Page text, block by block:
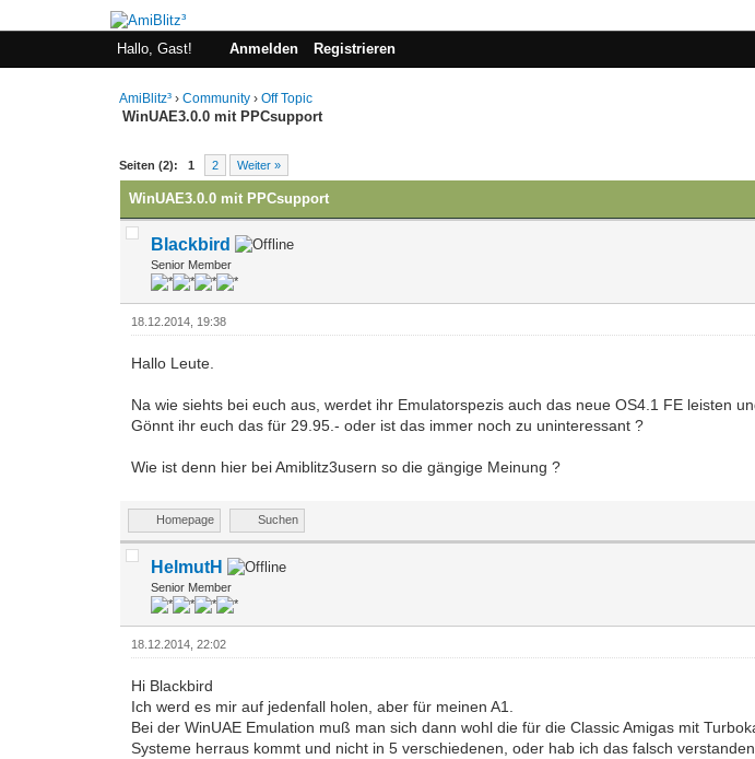
Hallo, Gast!
Anmelden Registrieren
AmiBlitz³ ›Community ›Off Topic
WinUAE3.0.0 mit PPCsupport
Seiten (2): 1 2 Weiter »
0 Bewertung(en) - 0 im Durchschnitt
1
2
3
4
5
WinUAE3.0.0 mit PPCsupport
Blackbird
Senior Member
18.12.2014, 19:38
Hallo Leute.
Na wie siehts bei euch aus, werdet ihr Emulatorspezis auch das neue OS4.1 FE leisten
Gönnt ihr euch das für 29.95.- oder ist das immer noch zu uninteressant ?
Wie ist denn hier bei Amiblitz3usern so die gängige Meinung ?
Homepage Suchen
HelmutH
Senior Member
18.12.2014, 22:02
Hi Blackbird
Ich werd es mir auf jedenfall holen, aber für meinen A1.
Bei der WinUAE Emulation muß man sich dann wohl die für die Classic Amigas mit
Systeme herraus kommt und nicht in 5 verschiedenen, oder hab ich das falsch